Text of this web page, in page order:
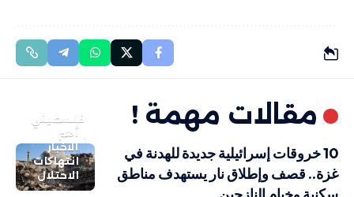
مقالات مهمة !
فلسطيني
أهم
الاخبار
انتهاكات
الاحتلال
10 خروقات إسرائيلية جديدة للهدنة في
غزة.. قصف وإطلاق نار يستهدف مناطق